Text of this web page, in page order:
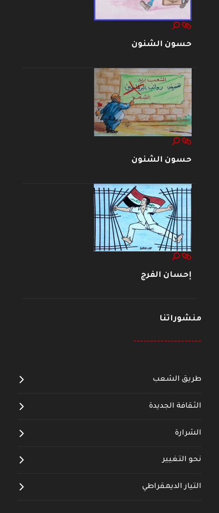
حسون الشنون
حسون الشنون
إحسان الفرج
منشوراتنا
--------------------
طريق الشعب
الثقافة الجديدة
الشرارة
نحو التغيير
التيار الديمقراطي